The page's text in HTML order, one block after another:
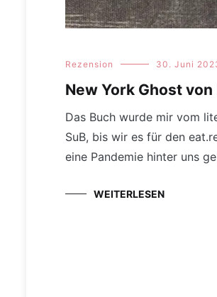
Rezension 30. Juni
New York Ghost von
Das Buch wurde mir vom
SuB, bis wir es für den
eine Pandemie hinter uns
WEITERLESEN